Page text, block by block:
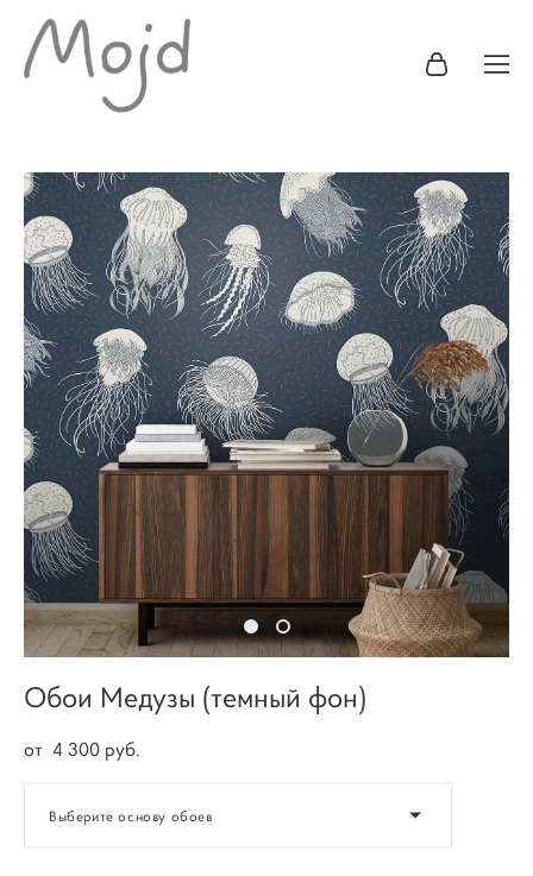
Обои Медузы (темный фон)
от 4 300 pуб.
Выберите основу обоев